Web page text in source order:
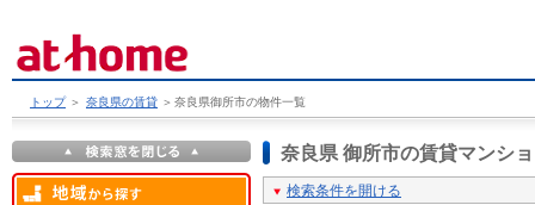
トップ ＞ 奈良県の賃貸 ＞ 奈良県御所市の物件一覧
奈良県 御所市の賃貸マンシ
検索条件を開ける